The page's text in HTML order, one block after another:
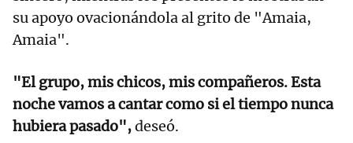
su apoyo ovacionándola al grito de "Amaia,
Amaia".
"El grupo, mis chicos, mis compañeros. Esta
noche vamos a cantar como si el tiempo nunca
hubiera pasado",deseó.